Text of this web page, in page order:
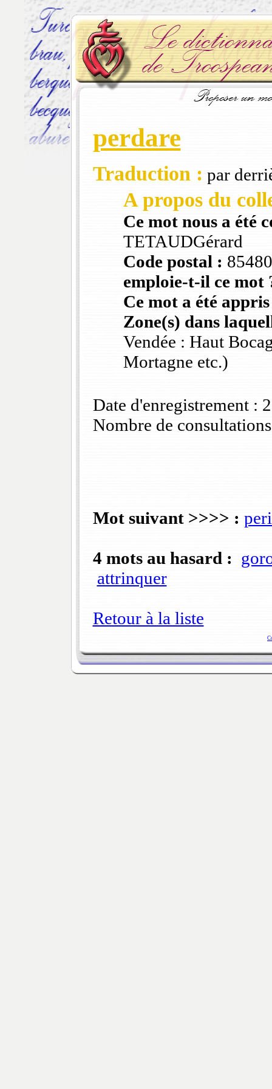
perdare
Traduction : par
A propos du
Ce mot nous a été
TETAUDGérard
Code postal :
emploie-t-il ce mot
Ce mot a été
Zone(s) dans
Vendée : Haut
Mortagne etc.)
Date d'enregistrement :
Nombre de
Mot suivant >>>> :
4 mots au hasard :
attrinquer
Retour à la liste